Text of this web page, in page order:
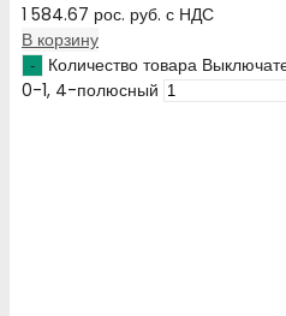
1 584.67 рос. руб. с НДС
В корзину
Количество товара
0-1, 4-полюсный